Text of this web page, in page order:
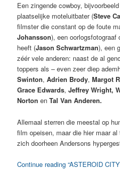
Een zingende cowboy,
plaatselijke moteluitbater (Steve
filmster die constant op de foute
Johansson), een oorlogsfotograaf
heeft (Jason Schwartzman), een
zéér vele anderen: naast de al
toppers als – even zeer diep
Swinton,Adrien Brody,Margot
Grace Edwards, Jeffrey Wright,
Norton en Tal Van Anderen.
Allemaal sterren die meestal op
film opeisen, maar die hier maar
zich doorheen Andersons
Continue reading “ASTEROID